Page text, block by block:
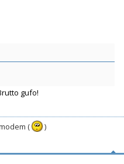
gufo!
(
)